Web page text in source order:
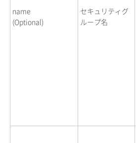
name
(Optional)
セキュリティグ
ループ名